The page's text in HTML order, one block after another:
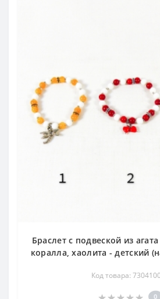
Браслет с подвеской из
коралла, хаолита - детский
Код товара:
0